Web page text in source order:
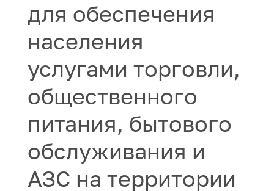
для обеспечения
населения
услугами торговли,
общественного
питания, бытового
обслуживания и
АЗС на территории